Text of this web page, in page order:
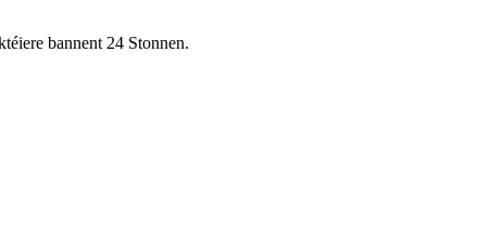
bannent 24 Stonnen.